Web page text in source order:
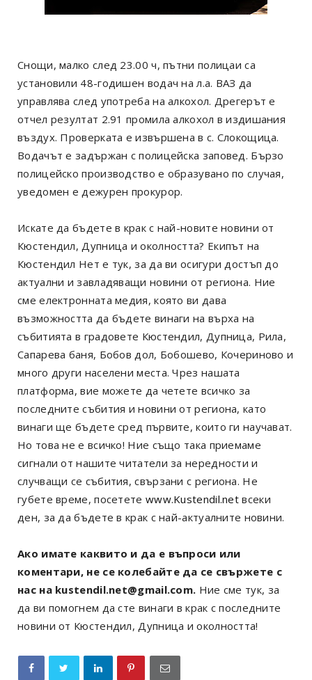
Снощи, малко след 23.00 ч, пътни полицаи са
установили 48-годишен водач на л.а. ВАЗ да
управлява след употреба на алкохол. Дрегерът е
отчел резултат 2.91 промила алкохол в издишания
въздух. Проверката е извършена в с. Слокощица.
Водачът е задържан с полицейска заповед. Бързо
полицейско производство е образувано по случая,
уведомен е дежурен прокурор.
Искате да бъдете в крак с най-новите новини от
Кюстендил, Дупница и околността? Екипът на
Кюстендил Нет е тук, за да ви осигури достъп до
актуални и завладяващи новини от региона. Ние
сме електронната медия, която ви дава
възможността да бъдете винаги на върха на
събитията в градовете Кюстендил, Дупница, Рила,
Сапарева баня, Бобов дол, Бобошево, Кочериново и
много други населени места. Чрез нашата
платформа, вие можете да четете всичко за
последните събития и новини от региона, като
винаги ще бъдете сред първите, които ги научават.
Но това не е всичко! Ние също така приемаме
сигнали от нашите читатели за нередности и
случващи се събития, свързани с региона. Не
губете време, посетете www.Kustendil.net всеки
ден, за да бъдете в крак с най-актуалните новини.
Ако имате каквито и да е въпроси или
коментари, не се колебайте да се свържете с
нас на kustendil.net@gmail.com. Ние сме тук, за
да ви помогнем да сте винаги в крак с последните
новини от Кюстендил, Дупница и околността!